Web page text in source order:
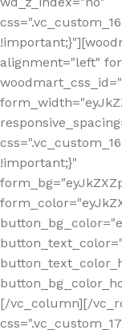
alignment="left"
!important;}"
[/vc_column][/